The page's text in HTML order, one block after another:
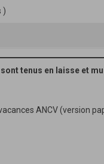
)
tenus en laisse et
ANCV (version